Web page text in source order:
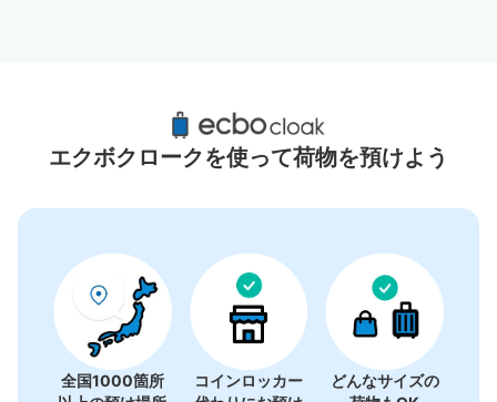
日之出町駅周辺のおすすめコインロッカー
1件
エクボクロークを使って荷物を預けよう
全国1000箇所
コインロッカー
どんなサイズの